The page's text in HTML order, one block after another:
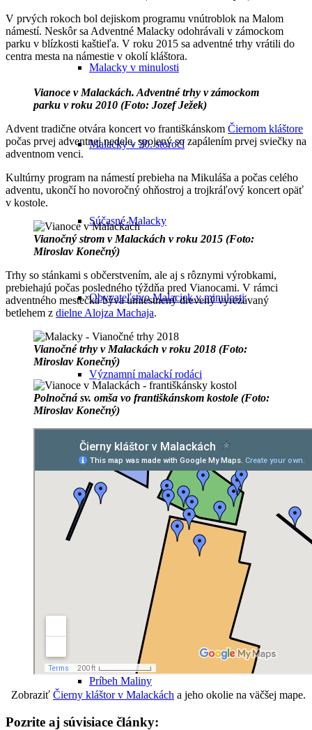
Malacky v minulosti
Malacky v 20. storočí
Súčasné Malacky
Obyvateľstvo Malaciek v minulosti
Významní malackí rodáci
Významné osobnosti pôsobiace v Malackách
Legendy a záhady Malaciek
Príbeh Maliny
V prvých rokoch bol dejiskom programu vnútroblok na Malom
námestí. Neskôr sa Adventné Malacky odohrávali v zámockom
parku v blízkosti kaštieľa. V roku 2015 sa adventné trhy vrátili do
centra mesta na námestie v okolí kláštora.
Vianoce v Malackách. Adventné trhy v zámockom
parku v roku 2010 (Foto: Jozef Ježek)
Advent tradične otvára koncert vo františkánskom Čiernom kláštore
počas prvej adventnej nedele, spojený so zapálením prvej sviečky na
adventnom venci.
Kultúrny program na námestí prebieha na Mikuláša a počas celého
adventu, ukončí ho novoročný ohňostroj a trojkráľový koncert opäť
v kostole.
Vianočný strom v Malackách v roku 2015 (Foto:
Miroslav Konečný)
Trhy so stánkami s občerstvením, ale aj s rôznymi výrobkami,
prebiehajú počas posledného týždňa pred Vianocami. V rámci
adventného mestečka býva umiestnený drevený vyrezávaný
betlehem z dielne Alojza Machaja.
Vianočné trhy v Malackách v roku 2018 (Foto:
Miroslav Konečný)
Polnočná sv. omša vo františkánskom kostole (Foto:
Miroslav Konečný)
Zobraziť Čierny kláštor v Malackách a jeho okolie na väčšej mape.
Pozrite aj súvisiace články: